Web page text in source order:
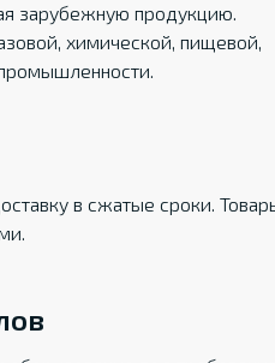
зарубежную продукцию.
химической, пищевой,
в сжатые сроки.